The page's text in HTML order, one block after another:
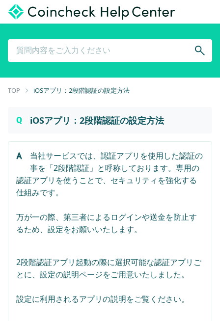
TOP iOSアプリ：2段階認証の設定方法
iOSアプリ：2段階認証の設定方法
当社サービスでは、認証アプリを使用した認証の
事を「2段階認証」と呼称しております。専用の
認証アプリを使うことで、セキュリティを強化する
仕組みです。
万が一の際、第三者によるログインや送金を防止す
るため、設定をお願いいたします。
2段階認証アプリ起動の際に選択可能な認証アプリご
とに、設定の説明ページをご用意いたしました。
設定に利用されるアプリの説明をご覧ください。